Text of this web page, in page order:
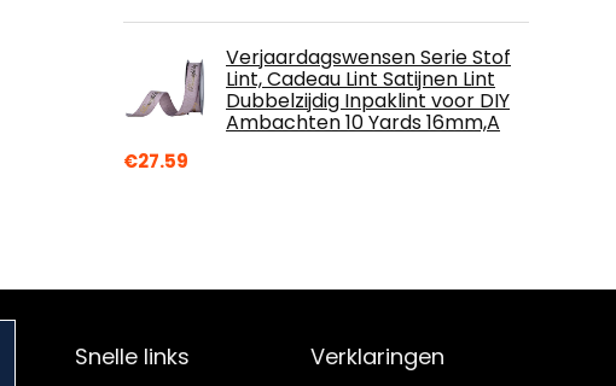
Verjaardagswensen Serie Stof
Lint, Cadeau Lint Satijnen Lint
Dubbelzijdig Inpaklint voor DIY
Ambachten 10 Yards 16mm,A
€27.59
Snelle links Verklaringen